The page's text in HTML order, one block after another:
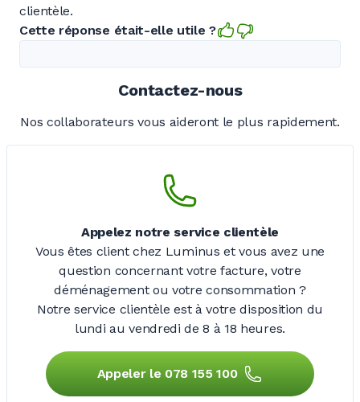
clientèle.
Cette réponse était-elle utile ?
Contactez-nous
Nos collaborateurs vous aideront le plus rapidement.
Appelez notre service clientèle
Vous êtes client chez Luminus et vous avez une
question concernant votre facture, votre
déménagement ou votre consommation ?
Notre service clientèle est à votre disposition du
lundi au vendredi de8 à 18 heures.
Appeler le 078 155 100